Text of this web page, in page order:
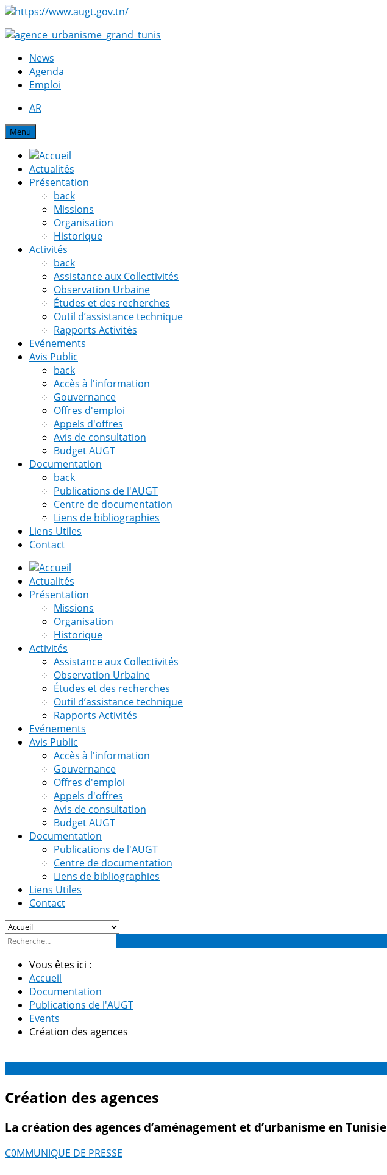
News
Agenda
Emploi
AR
Menu
Actualités
Présentation
back
Missions
Organisation
Historique
Activités
back
Assistance aux Collectivités
Observation Urbaine
Études et des recherches
Outil d’assistance technique
Rapports Activités
Evénements
Avis Public
back
Accès à l'information
Gouvernance
Offres d'emploi
Appels d'offres
Avis de consultation
Budget AUGT
Documentation
back
Publications de l'AUGT
Centre de documentation
Liens de bibliographies
Liens Utiles
Contact
Actualités
Présentation
Missions
Organisation
Historique
Activités
Assistance aux Collectivités
Observation Urbaine
Études et des recherches
Outil d’assistance technique
Rapports Activités
Evénements
Avis Public
Accès à l'information
Gouvernance
Offres d'emploi
Appels d'offres
Avis de consultation
Budget AUGT
Documentation
Publications de l'AUGT
Centre de documentation
Liens de bibliographies
Liens Utiles
Contact
Vous êtes ici :
Accueil
Documentation
Publications de l'AUGT
Events
Création des agences
Création des agences
La création des agences d’aménagement et d’urbanisme en Tunisie
C0MMUNIQUE DE PRESSE